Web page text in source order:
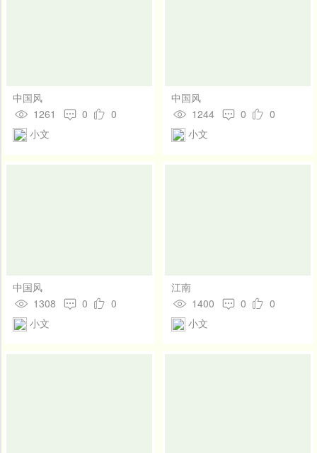
中国风
1261
0
0
小文
中国风
1244
0
0
小文
中国风
1308
0
0
小文
江南
1400
0
0
小文